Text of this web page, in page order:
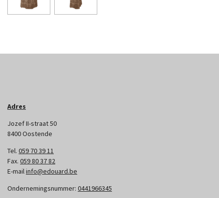
Adres
Jozef II-straat 50
8400 Oostende
Tel. 059 70 39 11
Fax. 059 80 37 82
E-mailinfo@edouard.be
Ondernemingsnummer: 0441966345